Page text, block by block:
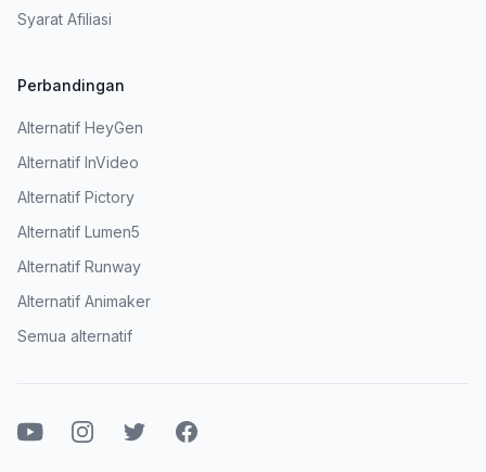
Syarat Afiliasi
Perbandingan
Alternatif HeyGen
Alternatif InVideo
Alternatif Pictory
Alternatif Lumen5
Alternatif Runway
Alternatif Animaker
Semua alternatif
YoutubeInstagramTwitterFacebook